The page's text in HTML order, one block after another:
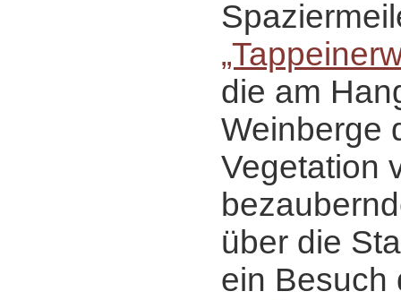
die am
Weinberge
Vegetation
über die
ein